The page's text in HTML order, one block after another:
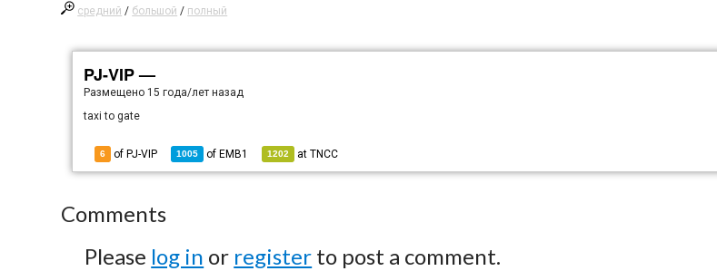
средний / большой / полный
PJ-VIP —
Размещено 15 года/лет назад
taxi to gate
6 of PJ-VIP 1005 of EMB1 1202 atTNCC
Comments
Please log in or register to post a comment.